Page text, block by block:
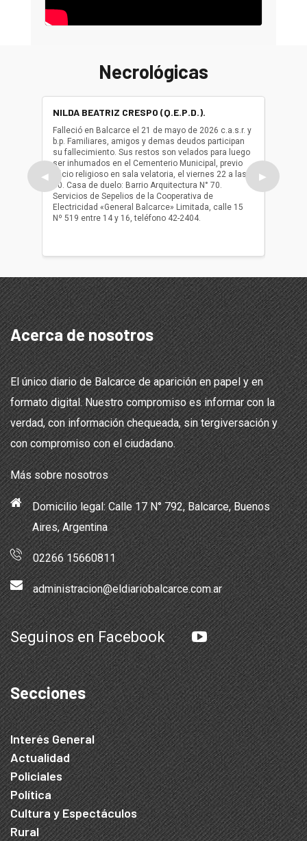
Necrológicas
◀
NILDA BEATRIZ CRESPO (Q.E.P.D.).
Falleció en Balcarce el 21 de mayo de 2026 c.a.s.r. y
b.p. Familiares, amigos y demas deudos participan
su fallecimiento. Sus restos son velados para luego
ser inhumados en el Cementerio Municipal, previo
oficio religioso en sala velatoria, el viernes 22 a las
10. Casa de duelo: Barrio Arquitectura N° 70.
Servicios de Sepelios de la Cooperativa de
Electricidad «General Balcarce» Limitada, calle 15
Nº 519 entre 14 y 16, teléfono 42-2404.
ser
oficio
▶
Acerca de nosotros
El único diario de Balcarce de aparición en papel y en
formato digital. Nuestro compromiso es informar con la
verdad, con información chequeada, sin tergiversación y
con compromiso con el ciudadano.
Más sobre nosotros
Domicilio legal: Calle 17 N° 792, Balcarce, Buenos
Aires, Argentina
02266 15660811
administracion@eldiariobalcarce.com.ar
Seguinos en Facebook
Secciones
Interés General
Actualidad
Policiales
Política
Cultura y Espectáculos
Rural